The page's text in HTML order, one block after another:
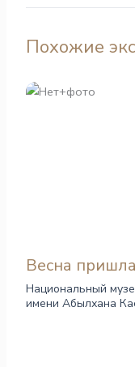
Похожие
Весна
Национальный
имени Абылхана